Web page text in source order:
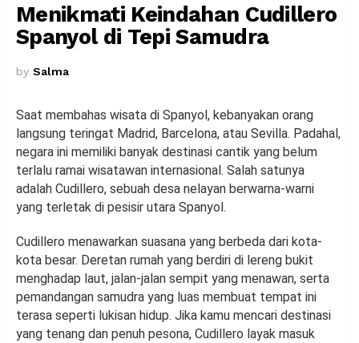
Menikmati Keindahan Cudillero
Spanyol di Tepi Samudra
by Salma
Saat membahas wisata di Spanyol, kebanyakan orang
langsung teringat Madrid, Barcelona, atau Sevilla. Padahal,
negara ini memiliki banyak destinasi cantik yang belum
terlalu ramai wisatawan internasional. Salah satunya
adalah Cudillero, sebuah desa nelayan berwarna-warni
yang terletak di pesisir utara Spanyol.
Cudillero menawarkan suasana yang berbeda dari kota-
kota besar. Deretan rumah yang berdiri di lereng bukit
menghadap laut, jalan-jalan sempit yang menawan, serta
pemandangan samudra yang luas membuat tempat ini
terasa seperti lukisan hidup. Jika kamu mencari destinasi
yang tenang dan penuh pesona, Cudillero layak masuk